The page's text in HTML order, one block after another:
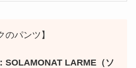
のパンツ】
SOLAMONAT LARME（ソ